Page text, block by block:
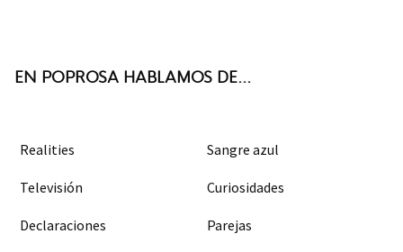
EN POPROSA HABLAMOS DE...
Realities Sangre azul
Televisión Curiosidades
Declaraciones Parejas